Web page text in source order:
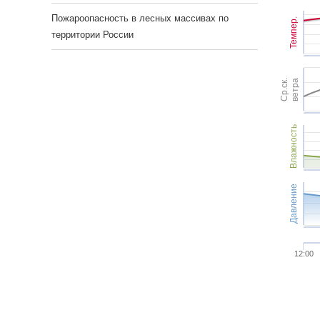
Темпер.
Ср.ск.ветра
Влажность
Давление
12:00
Пожароопасность в лесных массивах по
территории России